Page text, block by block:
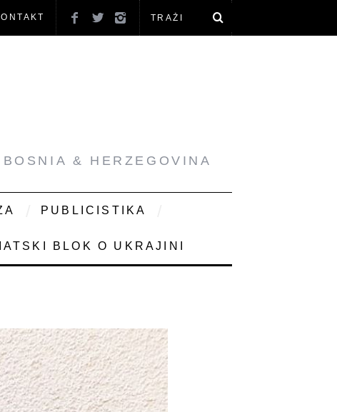
& HERZEGOVINA
PUBLICISTIKA
BLOK O UKRAJINI